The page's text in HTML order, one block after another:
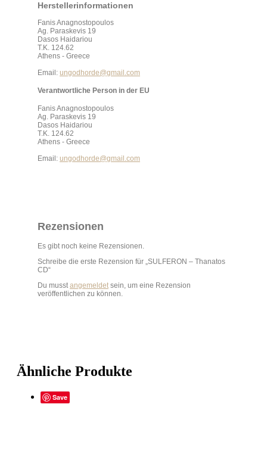
Herstellerinformationen
Fanis Anagnostopoulos
Ag. Paraskevis 19
Dasos Haidariou
T.K. 124.62
Athens - Greece
Email: ungodhorde@gmail.com
Verantwortliche Person in der EU
Fanis Anagnostopoulos
Ag. Paraskevis 19
Dasos Haidariou
T.K. 124.62
Athens - Greece
Email: ungodhorde@gmail.com
Rezensionen
Es gibt noch keine Rezensionen.
Schreibe die erste Rezension für „SULFERON – Thanatos
CD“
Du musstangemeldetsein, um eine Rezension
veröffentlichen zu können.
Ähnliche Produkte
Save